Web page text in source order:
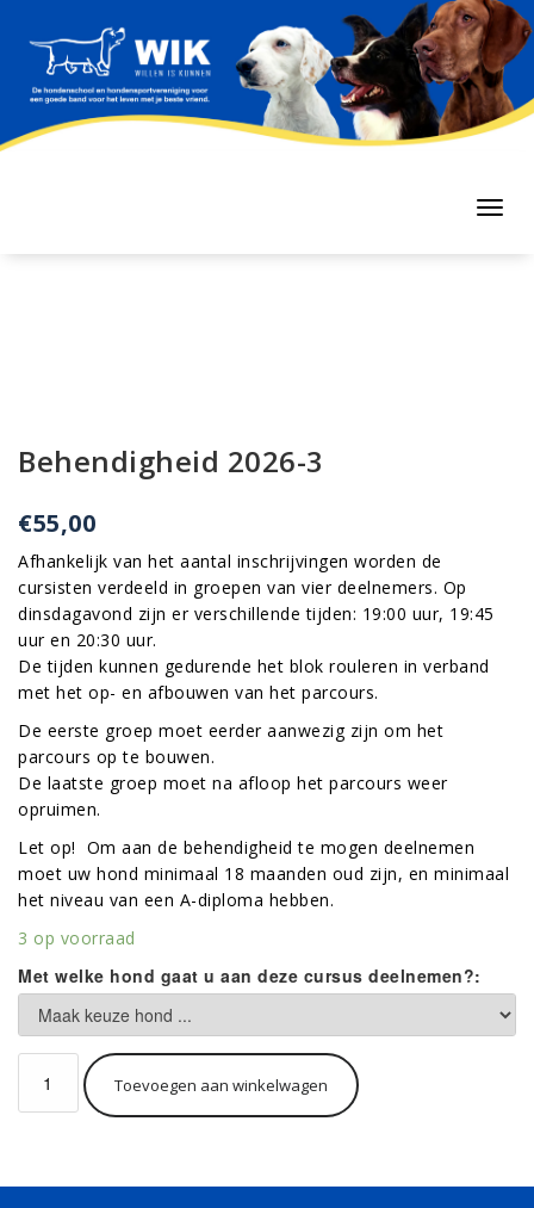
inhoud
springen
Behendigheid 2026-3
€55,00
Afhankelijk van het aantal inschrijvingen worden de
cursisten verdeeld in groepen van vier deelnemers. Op
dinsdagavond zijn er verschillende tijden: 19:00 uur, 19:45
uur en 20:30 uur.
De tijden kunnen gedurende het blok rouleren in verband
met het op- en afbouwen van het parcours.
De eerste groep moet eerder aanwezig zijn om het
parcours op te bouwen.
De laatste groep moet na afloop het parcours weer
opruimen.
Let op! Om aan de behendigheid te mogen deelnemen
moet uw hond minimaal 18 maanden oud zijn, en minimaal
het niveau van een A-diploma hebben.
3 op voorraad
Met welke hond gaat u aan deze cursus deelnemen?:
Behendigheid
2026-
3
Toevoegen aan winkelwagen